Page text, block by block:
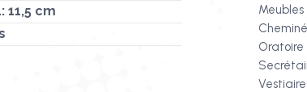
11,5 cm
Oratoire